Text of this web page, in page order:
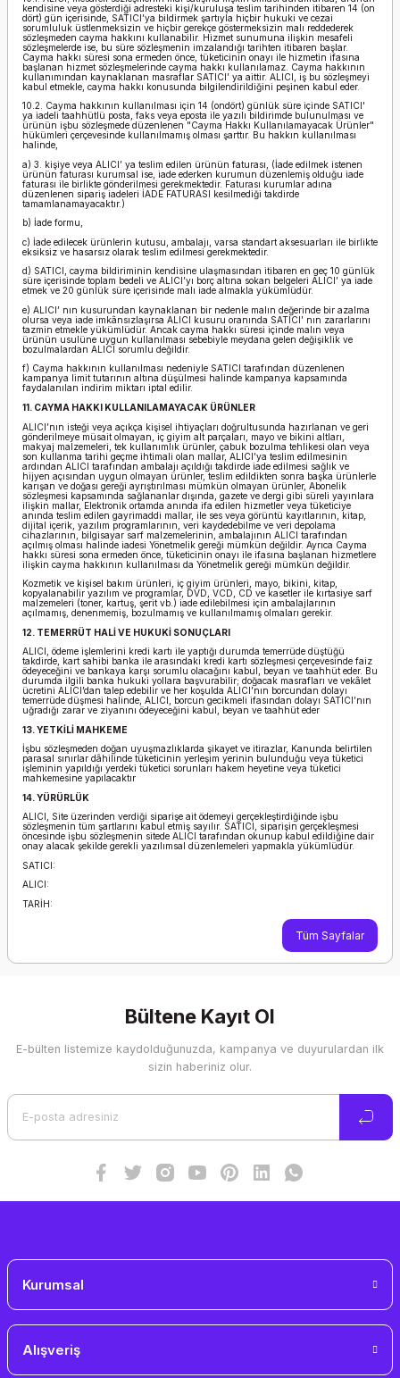
kendisine veya gösterdiği adresteki kişi/kuruluşa teslim tarihinden itibaren 14 (on
dört) gün içerisinde, SATICI’ya bildirmek şartıyla hiçbir hukuki ve cezai
sorumluluk üstlenmeksizin ve hiçbir gerekçe göstermeksizin malı reddederek
sözleşmeden cayma hakkını kullanabilir. Hizmet sunumuna ilişkin mesafeli
sözleşmelerde ise, bu süre sözleşmenin imzalandığı tarihten itibaren başlar.
Cayma hakkı süresi sona ermeden önce, tüketicinin onayı ile hizmetin ifasına
başlanan hizmet sözleşmelerinde cayma hakkı kullanılamaz. Cayma hakkının
kullanımından kaynaklanan masraflar SATICI’ ya aittir. ALICI, iş bu sözleşmeyi
kabul etmekle, cayma hakkı konusunda bilgilendirildiğini peşinen kabul eder.
10.2. Cayma hakkının kullanılması için 14 (ondört) günlük süre içinde SATICI'
ya iadeli taahhütlü posta, faks veya eposta ile yazılı bildirimde bulunulması ve
ürünün işbu sözleşmede düzenlenen "Cayma Hakkı Kullanılamayacak Ürünler"
hükümleri çerçevesinde kullanılmamış olması şarttır. Bu hakkın kullanılması
halinde,
a) 3. kişiye veya ALICI’ ya teslim edilen ürünün faturası, (İade edilmek istenen
ürünün faturası kurumsal ise, iade ederken kurumun düzenlemiş olduğu iade
faturası ile birlikte gönderilmesi gerekmektedir. Faturası kurumlar adına
düzenlenen sipariş iadeleri İADE FATURASI kesilmediği takdirde
tamamlanamayacaktır.)
b) İade formu,
c) İade edilecek ürünlerin kutusu, ambalajı, varsa standart aksesuarları ile birlikte
eksiksiz ve hasarsız olarak teslim edilmesi gerekmektedir.
d) SATICI, cayma bildiriminin kendisine ulaşmasından itibaren en geç 10 günlük
süre içerisinde toplam bedeli ve ALICI’yı borç altına sokan belgeleri ALICI’ ya iade
etmek ve 20 günlük süre içerisinde malı iade almakla yükümlüdür.
e) ALICI’ nın kusurundan kaynaklanan bir nedenle malın değerinde bir azalma
olursa veya iade imkânsızlaşırsa ALICI kusuru oranında SATICI’ nın zararlarını
tazmin etmekle yükümlüdür. Ancak cayma hakkı süresi içinde malın veya
ürünün usulüne uygun kullanılması sebebiyle meydana gelen değişiklik ve
bozulmalardan ALICI sorumlu değildir.
f) Cayma hakkının kullanılması nedeniyle SATICI tarafından düzenlenen
kampanya limit tutarının altına düşülmesi halinde kampanya kapsamında
faydalanılan indirim miktarı iptal edilir.
11. CAYMA HAKKI KULLANILAMAYACAK ÜRÜNLER
ALICI’nın isteği veya açıkça kişisel ihtiyaçları doğrultusunda hazırlanan ve geri
gönderilmeye müsait olmayan, iç giyim alt parçaları, mayo ve bikini altları,
makyaj malzemeleri, tek kullanımlık ürünler, çabuk bozulma tehlikesi olan veya
son kullanma tarihi geçme ihtimali olan mallar, ALICI’ya teslim edilmesinin
ardından ALICI tarafından ambalajı açıldığı takdirde iade edilmesi sağlık ve
hijyen açısından uygun olmayan ürünler, teslim edildikten sonra başka ürünlerle
karışan ve doğası gereği ayrıştırılması mümkün olmayan ürünler, Abonelik
sözleşmesi kapsamında sağlananlar dışında, gazete ve dergi gibi süreli yayınlara
ilişkin mallar, Elektronik ortamda anında ifa edilen hizmetler veya tüketiciye
anında teslim edilen gayrimaddi mallar, ile ses veya görüntü kayıtlarının, kitap,
dijital içerik, yazılım programlarının, veri kaydedebilme ve veri depolama
cihazlarının, bilgisayar sarf malzemelerinin, ambalajının ALICI tarafından
açılmış olması halinde iadesi Yönetmelik gereği mümkün değildir. Ayrıca Cayma
hakkı süresi sona ermeden önce, tüketicinin onayı ile ifasına başlanan hizmetlere
ilişkin cayma hakkının kullanılması da Yönetmelik gereği mümkün değildir.
Kozmetik ve kişisel bakım ürünleri, iç giyim ürünleri, mayo, bikini, kitap,
kopyalanabilir yazılım ve programlar, DVD, VCD, CD ve kasetler ile kırtasiye sarf
malzemeleri (toner, kartuş, şerit vb.) iade edilebilmesi için ambalajlarının
açılmamış, denenmemiş, bozulmamış ve kullanılmamış olmaları gerekir.
12. TEMERRÜT HALİ VE HUKUKİ SONUÇLARI
ALICI, ödeme işlemlerini kredi kartı ile yaptığı durumda temerrüde düştüğü
takdirde, kart sahibi banka ile arasındaki kredi kartı sözleşmesi çerçevesinde faiz
ödeyeceğini ve bankaya karşı sorumlu olacağını kabul, beyan ve taahhüt eder. Bu
durumda ilgili banka hukuki yollara başvurabilir; doğacak masrafları ve vekâlet
ücretini ALICI’dan talep edebilir ve her koşulda ALICI’nın borcundan dolayı
temerrüde düşmesi halinde, ALICI, borcun gecikmeli ifasından dolayı SATICI’nın
uğradığı zarar ve ziyanını ödeyeceğini kabul, beyan ve taahhüt eder
13. YETKİLİ MAHKEME
İşbu sözleşmeden doğan uyuşmazlıklarda şikayet ve itirazlar, Kanunda belirtilen
parasal sınırlar dâhilinde tüketicinin yerleşim yerinin bulunduğu veya tüketici
işleminin yapıldığı yerdeki tüketici sorunları hakem heyetine veya tüketici
mahkemesine yapılacaktır
14. YÜRÜRLÜK
ALICI, Site üzerinden verdiği siparişe ait ödemeyi gerçekleştirdiğinde işbu
sözleşmenin tüm şartlarını kabul etmiş sayılır. SATICI, siparişin gerçekleşmesi
öncesinde işbu sözleşmenin sitede ALICI tarafından okunup kabul edildiğine dair
onay alacak şekilde gerekli yazılımsal düzenlemeleri yapmakla yükümlüdür.
SATICI:
ALICI:
TARİH:
Tüm Sayfalar
Bültene Kayıt Ol
E-bülten listemize kaydolduğunuzda, kampanya ve duyurulardan ilk
sizin haberiniz olur.
Kurumsal
Alışveriş